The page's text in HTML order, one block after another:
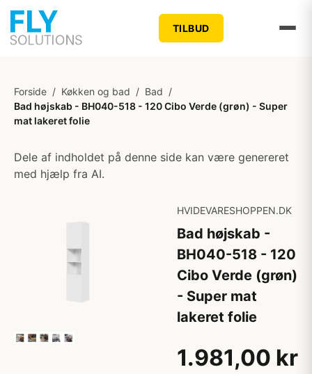
TILBUD
Forside / Køkken og bad / Bad /
Bad højskab - BH040-518 - 120 Cibo Verde (grøn) - Super
mat lakeret folie
Dele af indholdet på denne side kan være genereret
med hjælp fra AI.
HVIDEVARESHOPPEN.DK
Bad højskab -
BH040-518 - 120
Cibo Verde (grøn)
- Super mat
lakeret folie
1.981,00 kr